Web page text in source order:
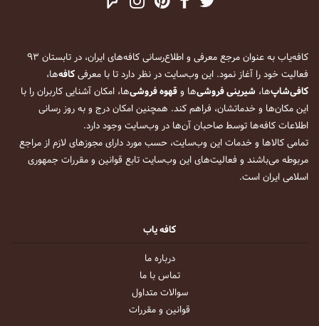
کافه‌یاب به عنوان مرجع معرفی و اطلاع‌رسانی کافه‌های ایران، در تابستان ۹۳
فعالیت خود را آغاز نمود. این وب‌سایت در نظر دارد تا با معرفیکافه‌ها،
کافی‌شاپ‌ها، شیرینی فروشی‌ها وقهوه فروشی‌ها، امکان آشنایی کاربران را با
این مکان‌ها و خدماتشان، فراهم کند. همچنین امکان درج و به روز رسانی
اطلاعات کافه‌ها توسط صاحبان آن‌ها در وب‌سایت وجود دارد.
تمامی کالاها و خدمات این وب‌سایت، حسب مورد دارای مجوزهای لازم از مراجع
مربوطه می‌باشند و فعالیت‌های این وب‌سایت تابع قوانین و مقررات جمهوری
اسلامی ایران است.
کافه یاب
درباره ما
تماس با ما
سوالات متداول
قوانین و مقررات